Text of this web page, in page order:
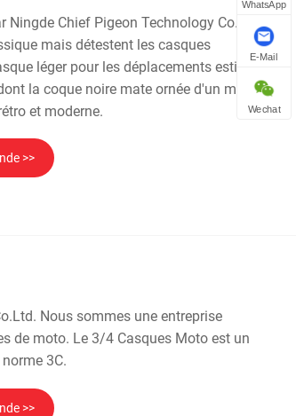
Ningde Chief Pigeon Technology Co.Ltd.
mais détestent les casques
léger pour les déplacements estivaux qui
la coque noire mate ornée d'un motif de
et moderne.
>>
Nous sommes une entreprise
de moto. Le 3/4 Casques Moto est un
3C.
>>
WhatsApp
E-Mail
Wechat